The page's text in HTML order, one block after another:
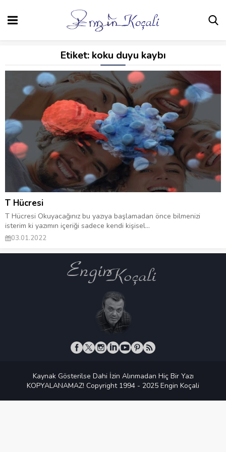
Etiket: koku duyu kaybı
T Hücresi
T Hücresi Okuyacağınız bu yazıya başlamadan önce bilmenizi
isterim ki yazımın içeriği sadece kendi kişisel...
03.01.2022
Kaynak Gösterilse Dahi İzin Alınmadan Hiç Bir Yazı
KOPYALANAMAZ! Copyright 1994 - 2025 Engin Koçali